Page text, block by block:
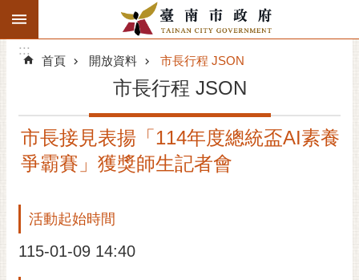
跳到主要內容區塊
搜
階
精彩府城
市府團隊
主題服務
:::
:::
首頁 開放資料 市長行程 JSON
市長行程 JSON
市長接見表揚「114年度總統盃AI素養
爭霸賽」獲獎師生記者會
活動起始時間
115-01-09 14:40